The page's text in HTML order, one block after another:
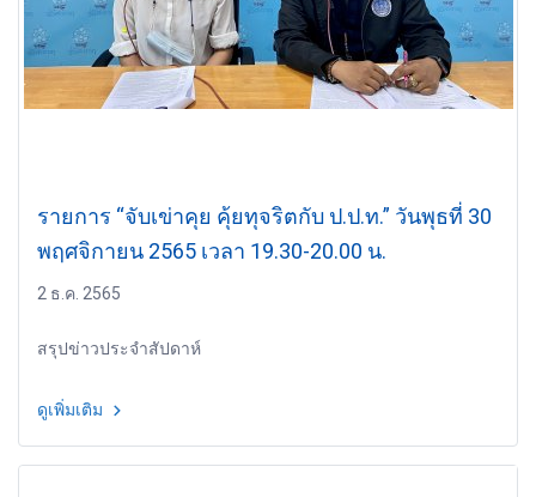
รายการ “จับเข่าคุย คุ้ยทุจริตกับ ป.ป.ท.” วันพุธที่ 30
พฤศจิกายน 2565 เวลา 19.30-20.00 น.
2 ธ.ค. 2565
สรุปข่าวประจำสัปดาห์
ดูเพิ่มเติม